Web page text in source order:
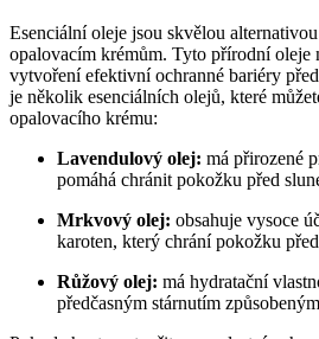
Esenciální oleje jsou skvělou
opalovacím krémům. Tyto přírodní oleje
vytvoření efektivní ochranné bariéry
je několik esenciálních olejů, které
opalovacího krému:
Lavendulový olej: má přirozené
pomáhá chránit pokožku před
Mrkvový olej: obsahuje vysoce
karoten, který chrání pokožku
Růžový olej: má hydratační
předčasným stárnutím